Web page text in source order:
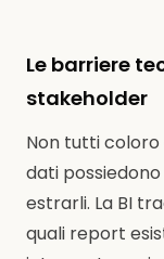
Le barriere
stakeholder
Non tutti coloro
dati
estrarli. La BI
quali report